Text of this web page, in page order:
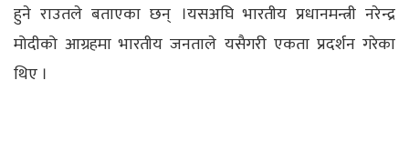
हुने राउतले बताएका छन् ।यसअघि भारतीय प्रधानमन्त्री नरेन्द्र
मोदीको आग्रहमा भारतीय जनताले यसैगरी एकता प्रदर्शन गरेका
थिए ।